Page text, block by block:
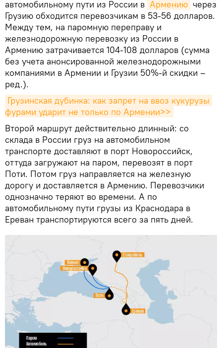
автомобильному пути из России в Армению через
Грузию обходится перевозчикам в 53-56 долларов.
Между тем, на паромную переправу и
железнодорожную перевозку из России в
Армению затрачивается 104-108 долларов (сумма
без учета анонсированной железнодорожными
компаниями в Армении и Грузии 50%-й скидки –
ред.).
Грузинская дубинка: как запрет на ввоз кукурузы
фурами ударит не только по Армении>>
Второй маршрут действительно длинный: со
склада в России груз на автомобильном
транспорте доставляют в порт Новороссийск,
оттуда загружают на паром, перевозят в порт
Поти. Потом груз направляется на железную
дорогу и доставляется в Армению. Перевозчики
однозначно теряют во времени. А по
автомобильному пути грузы из Краснодара в
Ереван транспортируются всего за пять дней.